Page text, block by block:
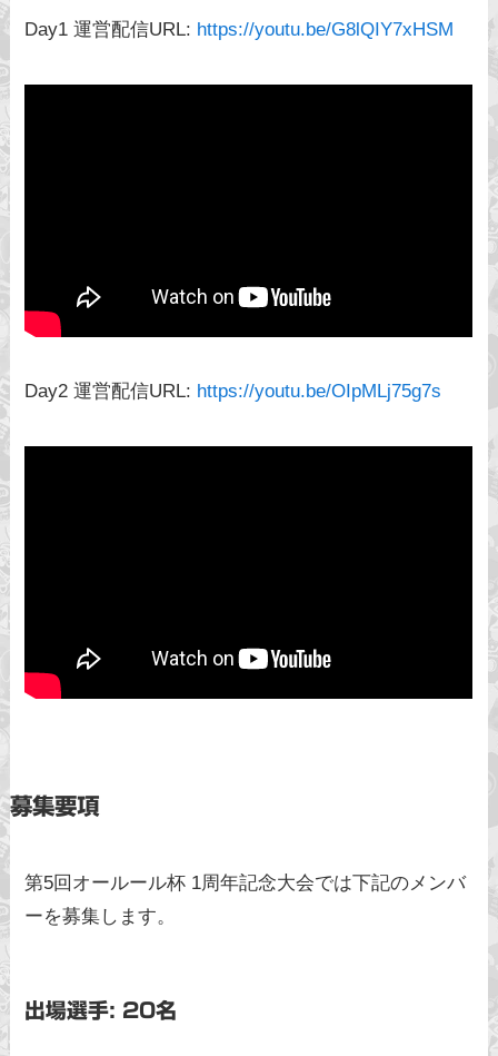
Day1 運営配信URL: https://youtu.be/G8lQIY7xHSM
Day2 運営配信URL: https://youtu.be/OIpMLj75g7s
募集要項
第5回オールール杯 1周年記念大会では下記のメンバ
ーを募集します。
出場選手: 20名